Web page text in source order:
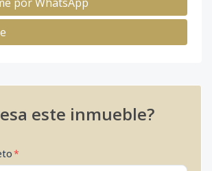
este inmueble?
*